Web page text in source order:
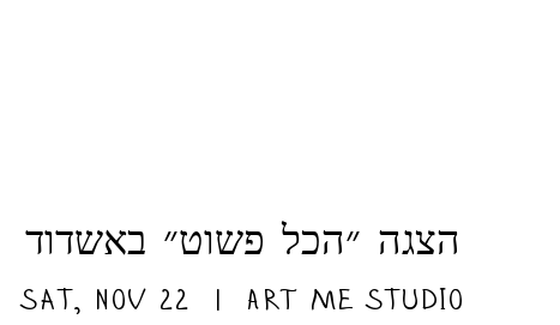
הצגה ״הכל פשוט״ באשדוד
Sat, Nov 22
  |
ART ME Studio